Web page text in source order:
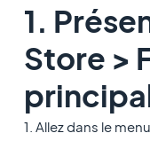
1.
Store >
1. Allez dans le menu